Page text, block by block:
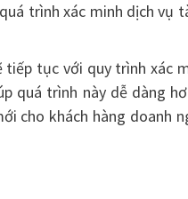
trình xác minh dịch vụ
tiếp tục với quy trình
quá trình này dễ dàng
cho khách hàng doanh